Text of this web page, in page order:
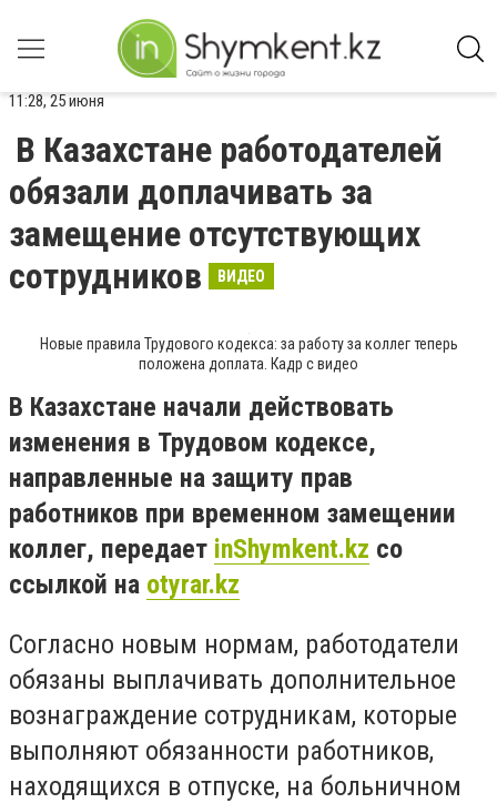
11:28, 25 июня
В Казахстане работодателей
обязали доплачивать за
замещение отсутствующих
сотрудников
ВИДЕО
Новые правила Трудового кодекса: за работу за коллег теперь
положена доплата. Кадр с видео
В Казахстане начали действовать
изменения в Трудовом кодексе,
направленные на защиту прав
работников при временном замещении
коллег, передает inShymkent.kz со
ссылкой на otyrar.kz
Согласно новым нормам, работодатели
обязаны выплачивать дополнительное
вознаграждение сотрудникам, которые
выполняют обязанности работников,
находящихся в отпуске, на больничном